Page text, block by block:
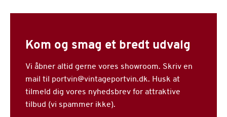
Kom og smag et bredt udvalg
Vi åbner altid gerne vores showroom. Skriv en
mail til portvin@vintageportvin.dk. Husk at
tilmeld dig vores nyhedsbrev for attraktive
tilbud (vi spammer ikke).